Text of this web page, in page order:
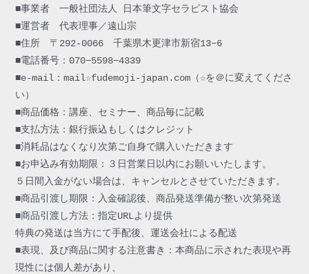
■事業者　一般社団法人 日本筆文字セラピスト協会
■運営者　代表理事／遠山宗
■住所　〒292-0066　千葉県木更津市新宿13−6
■電話番号：070−5598−4339
■e-mail：mail☆fudemoji-japan.com（☆を＠に変えてくださ
い）
■商品価格：講座、セミナー、商品毎に記載
■支払方法：銀行振込もしくはクレジット
■消耗品はなくなり次第ご自身で購入いただきます
■お申込み有効期限：３日営業日以内にお願いいたします。
５日間入金がない場合は、キャンセルとさせていただきます。
■商品引渡し期限：入金確認後、商品発送準備が整い次第発送
■商品引渡し方法：指定URLより提供
特典の発送は当方にて手配後、運送会社による配送
■表現、及び商品に関する注意書き：本商品に示された表現や再
現性には個人差があり、